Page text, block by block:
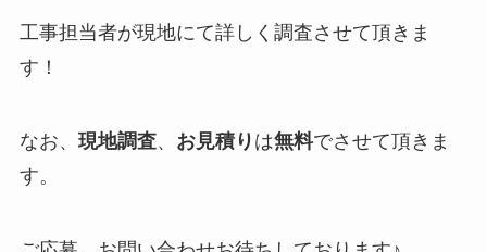
工事担当者が現地にて詳しく調査させて頂きま
す！
なお、 現地調査、 お見積り は無料でさせて頂きま
す。